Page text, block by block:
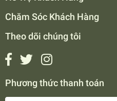
Chăm Sóc Khách Hàng
Theo dõi chúng tôi
Phương thức thanh toán